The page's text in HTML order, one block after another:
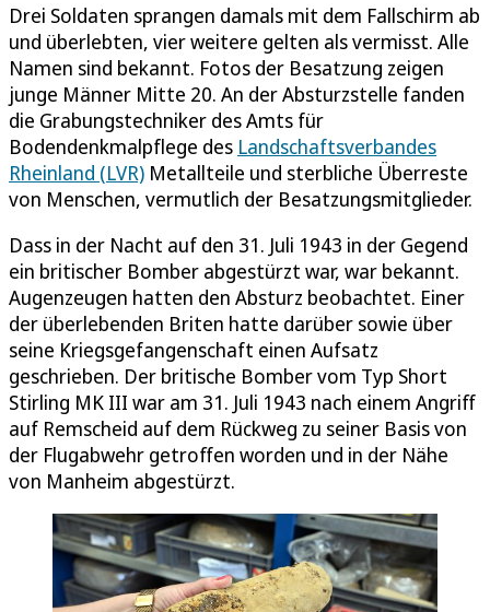
Drei Soldaten sprangen damals mit dem Fallschirm ab
und überlebten, vier weitere gelten als vermisst. Alle
Namen sind bekannt. Fotos der Besatzung zeigen
junge Männer Mitte 20. An der Absturzstelle fanden
die Grabungstechniker des Amts für
Bodendenkmalpflege des Landschaftsverbandes
Rheinland (LVR) Metallteile und sterbliche Überreste
von Menschen, vermutlich der Besatzungsmitglieder.
Dass in der Nacht auf den 31. Juli 1943 in der Gegend
ein britischer Bomber abgestürzt war, war bekannt.
Augenzeugen hatten den Absturz beobachtet. Einer
der überlebenden Briten hatte darüber sowie über
seine Kriegsgefangenschaft einen Aufsatz
geschrieben. Der britische Bomber vom Typ Short
Stirling MK III war am 31. Juli 1943 nach einem Angriff
auf Remscheid auf dem Rückweg zu seiner Basis von
der Flugabwehr getroffen worden und in der Nähe
von Manheim abgestürzt.